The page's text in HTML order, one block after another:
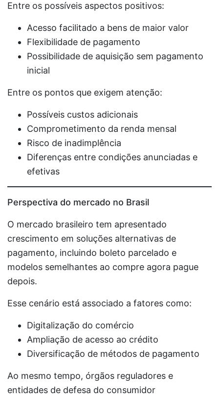
Entre os possíveis aspectos positivos:
Acesso facilitado a bens de maior valor
Flexibilidade de pagamento
Possibilidade de aquisição sem pagamento
inicial
Entre os pontos que exigem atenção:
Possíveis custos adicionais
Comprometimento da renda mensal
Risco de inadimplência
Diferenças entre condições anunciadas e
efetivas
Perspectiva do mercado no Brasil
O mercado brasileiro tem apresentado
crescimento em soluções alternativas de
pagamento, incluindo boleto parcelado e
modelos semelhantes ao compre agora pague
depois.
Esse cenário está associado a fatores como:
Digitalização do comércio
Ampliação de acesso ao crédito
Diversificação de métodos de pagamento
Ao mesmo tempo, órgãos reguladores e
entidades de defesa do consumidor